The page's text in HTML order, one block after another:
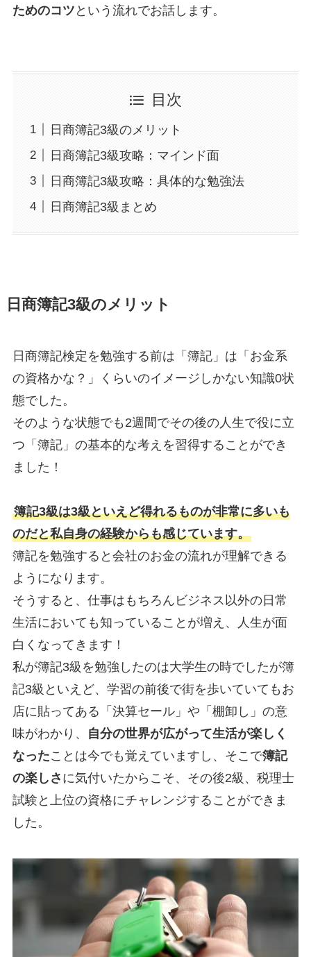
ためのコツ という流れでお話します。
目次
日商簿記3級のメリット
日商簿記3級攻略：マインド面
日商簿記3級攻略：具体的な勉強法
日商簿記3級まとめ
日商簿記3級のメリット
日商簿記検定を勉強する前は「簿記」は「お金系
の資格かな？」くらいのイメージしかない知識0状
態でした。
そのような状態でも2週間でその後の人生で役に立
つ「簿記」の基本的な考えを習得することができ
ました！
簿記3級は3級といえど得れるものが非常に多いも
のだと私自身の経験からも感じています。
簿記を勉強すると会社のお金の流れが理解できる
ようになります。
そうすると、仕事はもちろんビジネス以外の日常
生活においても知っていることが増え、人生が面
白くなってきます！
私が簿記3級を勉強したのは大学生の時でしたが簿
記3級といえど、学習の前後で街を歩いていてもお
店に貼ってある「決算セール」や「棚卸し」の意
味がわかり、
自分の世界が広がって生活が楽しく
なったことは今でも覚えていますし、そこで簿記
の楽しさ に気付いたからこそ、その後2級、税理士
試験と上位の資格にチャレンジすることができま
した。